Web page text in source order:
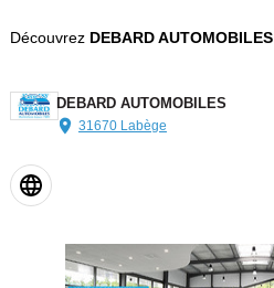
Découvrez DEBARD AUTOMOBILES
DEBARD AUTOMOBILES
31670 Labège